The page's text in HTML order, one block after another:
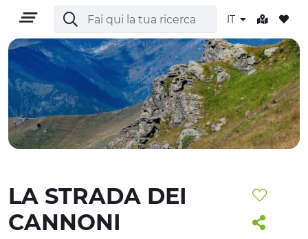
IT
IT
TERRITORIO
OUTDOOR
LA STRADA DEI
CANNONI